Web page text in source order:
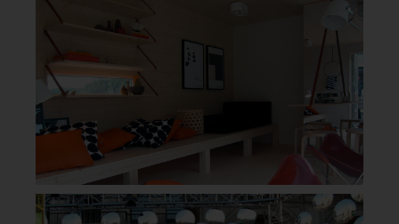
Akrylplast går ofta under namnet plexiglas och är ett
mångsidigt material som är omtyckt av många tack
vare dess höga transparens, slagtålighet och UV-
stabilitet. Akrylskivor tillverkas på två olika sätt: akryl XT
tillverkas i en extruder och akryl GS gjuts mellan två
glasskivor. I grunden är akrylplast helt färglöst men det
kan infärgas till en oändlig mängd färger. Akryl går att
återvinna.
PLEXIGLAS® –
TILLVERKAS AV